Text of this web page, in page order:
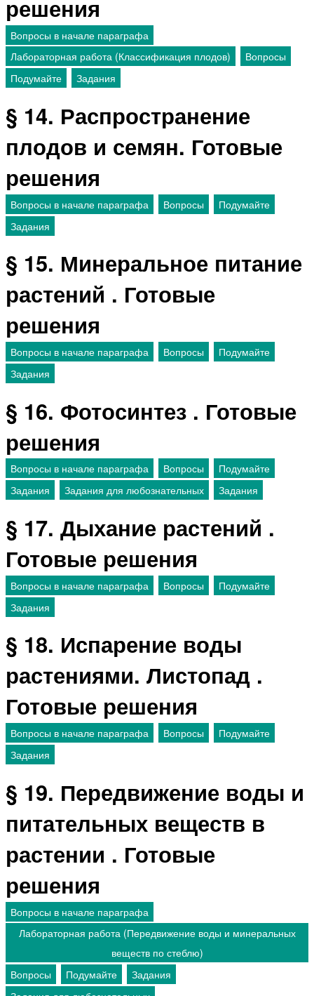
решения
Вопросы в начале параграфа
Лабораторная работа (Классификация плодов)
Вопросы
Подумайте
Задания
§ 14. Распространение
плодов и семян. Готовые
решения
Вопросы в начале параграфа Вопросы
Подумайте
Задания
§ 15. Минеральное питание
растений . Готовые
решения
Вопросы в начале параграфа Вопросы
Подумайте
Задания
§ 16. Фотосинтез . Готовые
решения
Вопросы в начале параграфа Вопросы
Подумайте
Задания
Задания для любознательных Задания
§ 17. Дыхание растений .
Готовые решения
Вопросы в начале параграфа Вопросы
Подумайте
Задания
§ 18. Испарение воды
растениями. Листопад .
Готовые решения
Вопросы в начале параграфа Вопросы
Подумайте
Задания
§ 19. Передвижение воды и
питательных веществ в
растении . Готовые
решения
Вопросы в начале параграфа
Лабораторная работа (Передвижение воды и минеральных
веществ по стеблю)
Вопросы
Подумайте
Задания